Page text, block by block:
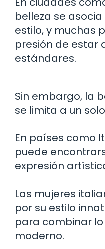
belleza se
estilo, y muchas
presión de estar
estándares.
Sin embargo, la
se limita a un
En países como
puede
expresión
Las mujeres
por su estilo
para combinar
moderno.